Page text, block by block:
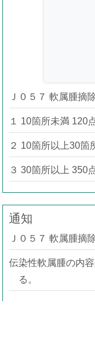
Ｊ０５７ 軟属腫摘
１ 10箇所未満 120
２ 10箇所以上30箇
３ 30箇所以上 350
通知
Ｊ０５７ 軟属腫摘
伝染性軟属腫の内
る。